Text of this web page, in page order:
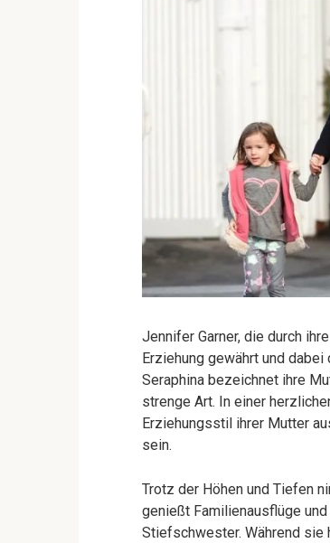
Jennifer Garner, die durch
Erziehung gewährt und
Seraphina bezeichnet ihre
strenge Art. In einer
Erziehungsstil ihrer Mutter
sein.
Trotz der Höhen und Tiefen
genießt Familienausflüge
Stiefschwester. Während sie